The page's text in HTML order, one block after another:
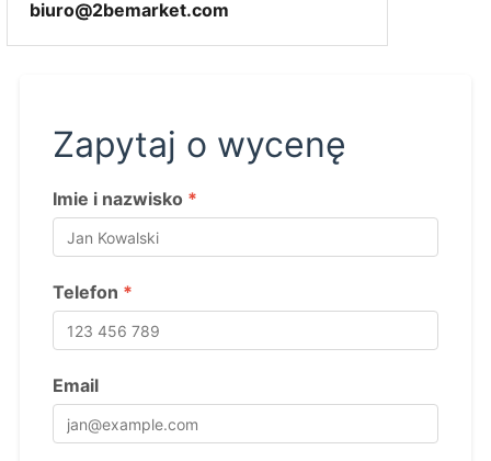
biuro@2bemarket.com
Zapytaj o wycenę
Imie i nazwisko *
Telefon *
Email